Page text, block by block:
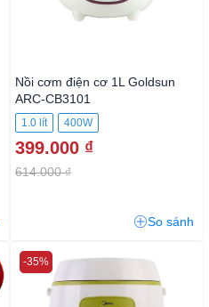
Nồi cơm điện cơ 1L Goldsun
ARC-CB3101
1.0 lít 400W
399.000 ₫
614.000 ₫
So sánh
-35%